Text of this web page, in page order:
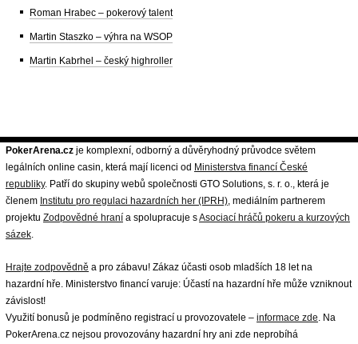
Roman Hrabec – pokerový talent
Martin Staszko – výhra na WSOP
Martin Kabrhel – český highroller
PokerArena.cz je komplexní, odborný a důvěryhodný průvodce světem
legálních online casin, která mají licenci od Ministerstva financí České
republiky. Patří do skupiny webů společnosti GTO Solutions, s. r. o., která je
členem Institutu pro regulaci hazardních her (IPRH), mediálním partnerem
projektu Zodpovědné hraní a spolupracuje sAsociací hráčů pokeru a kurzových
sázek.
Hrajte zodpovědně a pro zábavu! Zákaz účasti osob mladších 18 let na
hazardní hře. Ministerstvo financí varuje: Účastí na hazardní hře může vzniknout
závislost!
Využití bonusů je podmíněno registrací u provozovatele – informace zde. Na
PokerArena.cz nejsou provozovány hazardní hry ani zde neprobíhá